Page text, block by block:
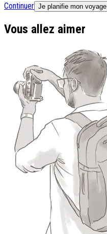
Continuer Je planifie mon voyage
Vous allez aimer